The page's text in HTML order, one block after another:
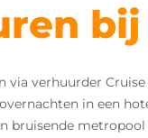
via verhuurder
in een
bruisende